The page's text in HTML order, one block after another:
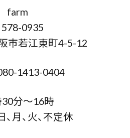
farm
0935
市若江東町4-5-12
1413-0404
分～16時
、月、火、不定休